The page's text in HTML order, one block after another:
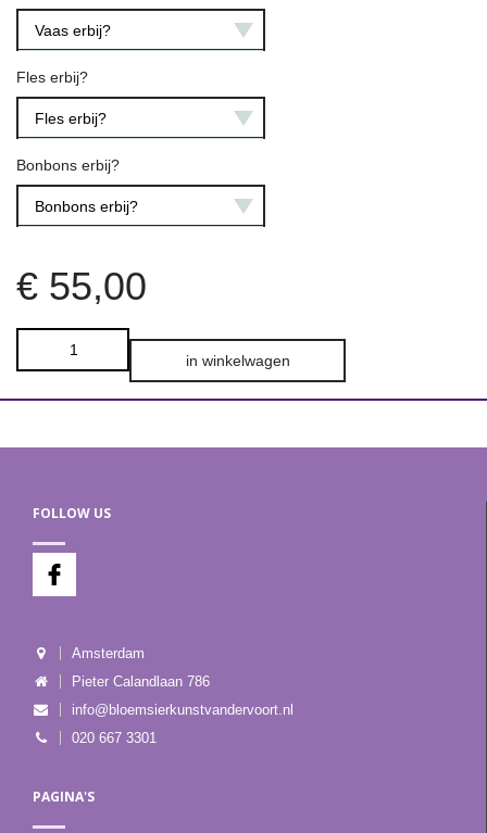
Vaas erbij?
Fles erbij?
Fles erbij?
Bonbons erbij?
Bonbons erbij?
€ 55,00
in winkelwagen
FOLLOW US
Amsterdam
Pieter Calandlaan 786
info@bloemsierkunstvandervoort.nl
020 667 3301
PAGINA'S